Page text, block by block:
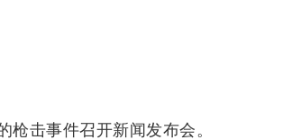
击事件召开新闻发布会。